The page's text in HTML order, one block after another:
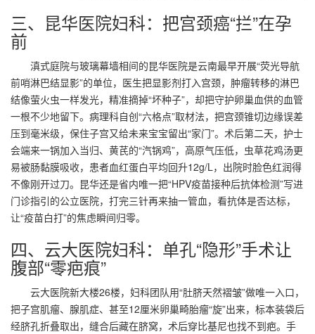
三、昆华医院妇科：把宫颈癌“拦”在孕
前
滇式庭院与玻璃幕墙相间的昆华医院是云南最早开展“荧光导航
前哨淋巴结显影”的单位，医生把显影剂打入宫颈，肿瘤转移的淋巴
结像萤火虫一样发光，精准摘掉“坏种子”，却把守护卵巢血供的血管
一根不少地留下。病理科自创“六格点”取材法，把宫颈锥切边缘误差
压到毫米级，保住子宫又给未来宝宝留出“家门”。术后第二天，护士
会端来一锅加入当归、黄芪的“汽锅鸡”，高原气压低，虫草花鸡汤更
易被肠黏膜吸收，患者血红蛋白平均回升12g/L，出院时脸色红润得
不像刚开过刀。昆华还是省内唯一把“HPV疫苗接种后抗体检测”写进
门诊指引的公立医院，打完三针再来抽一管血，看抗体是否达标，
让“疫苗白打”的焦虑瞬间归零。
四、云大医院妇科：单孔“隐形”手术让
腹部“零疤痕”
云大医院新大楼26楼，妇科团队用“肚脐天然褶皱”做唯一入口，
把子宫肌瘤、腺肌症、甚至12厘米卵巢畸胎瘤“旋”出来，标本装袋后
经脐孔折叠取出，缝合后藏在脐窝，术后穿比基尼也找不到疤。手